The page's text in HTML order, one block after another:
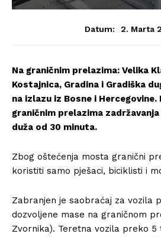
Datum: 2. Marta
Na graničnim prelazima: Velika
Kostajnica, Gradina i Gradiška
na izlazu iz Bosne i
graničnim prelazima
duža od 30 minuta.
Zbog oštećenja mosta granični
koristiti samo pješaci, biciklisti i
Zabranjen je saobraćaj za vozila
dozvoljene mase na graničnom
Zvornika). Teretna vozila preko 5